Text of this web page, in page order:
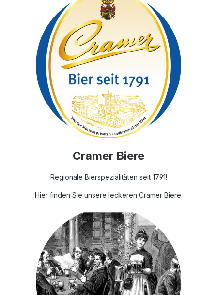
Cramer Biere
Regionale Bierspezialitäten seit 1791!
Hier finden Sie unsere leckeren Cramer Biere.